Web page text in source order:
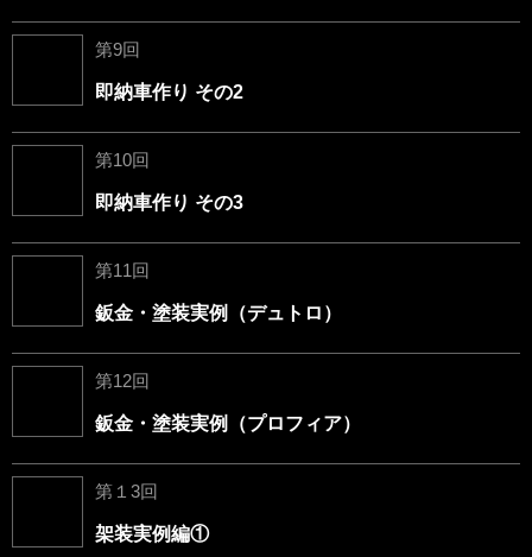
第9回
即納車作り その2
第10回
即納車作り その3
第11回
鈑金・塗装実例（デュトロ）
第12回
鈑金・塗装実例（プロフィア）
第１3回
架装実例編①